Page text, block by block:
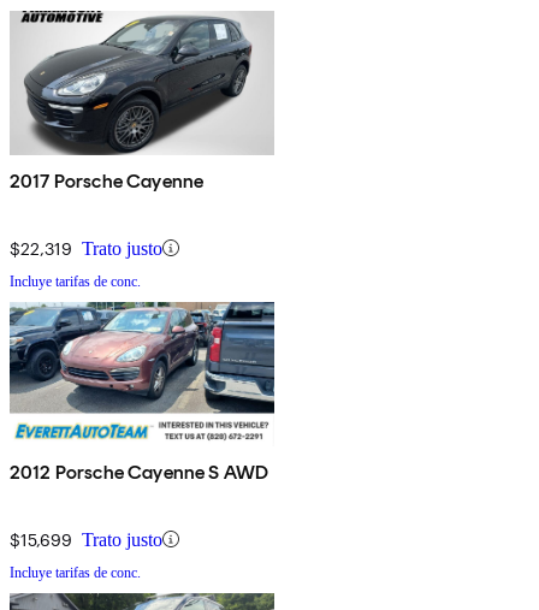
2017 Porsche Cayenne
$22,319 Trato justo
Incluye tarifas de conc.
2012 Porsche Cayenne S AWD
$15,699 Trato justo
Incluye tarifas de conc.